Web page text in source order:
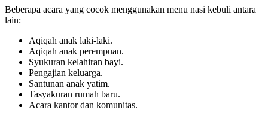
Beberapa acara yang cocok menggunakan menu nasi kebuli antara
lain:
Aqiqah anak laki-laki.
Aqiqah anak perempuan.
Syukuran kelahiran bayi.
Pengajian keluarga.
Santunan anak yatim.
Tasyakuran rumah baru.
Acara kantor dan komunitas.